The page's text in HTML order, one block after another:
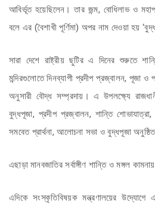
আবির্ভূত হয়েছিলেন। তার জন্ম, বোধিলাভ ও
বলে এর (বৈশাখী পূর্ণিমা) অপর নাম দেওয়া হয়
সারা দেশে রাষ্ট্রীয় ছুটির এ দিনের শুরুতে
মন্দিরগুলোতে দিনব্যাপী প্রদীপ প্রজ্বালন, পূজা
অনুসারী বৌদ্ধ সম্প্রদায়। এ উপলক্ষ্যে
বুদ্ধপূজা, প্রদীপ প্রজ্বালন, শান্তি
সমবেত প্রার্থনা, আলোচনা সভা ও বুদ্ধপূজা
এছাড়া মানবজাতির সর্বাঙ্গীণ শান্তি ও মঙ্গল
এদিকে সংস্কৃতিবিষয়ক মন্ত্রণালয়ের উদ্যোগে